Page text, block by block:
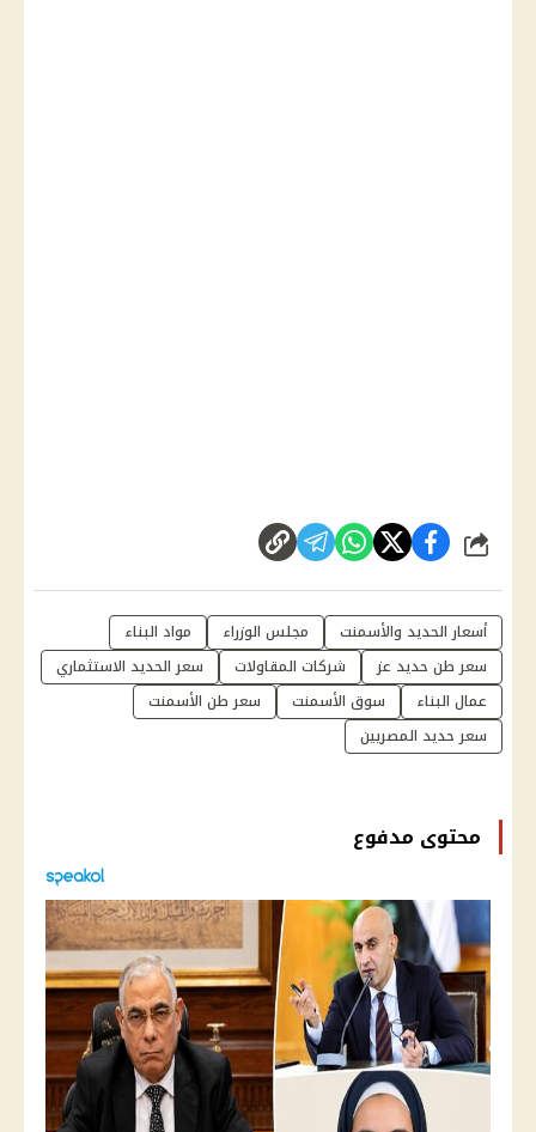
شارك
أسعار الحديد والأسمنت مجلس الوزراء
مواد البناء
سعر طن حديد عز
شركات المقاولات
سعر الحديد الاستثماري
عمال البناء
سوق الأسمنت
سعر طن الأسمنت
سعر حديد المصريين
محتوى مدفوع